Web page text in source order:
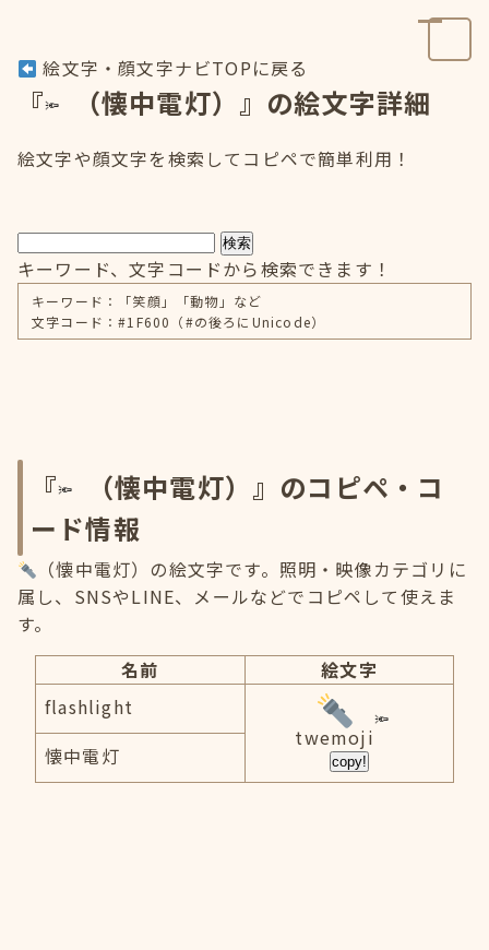
絵文字・顔文字ナビTOPに戻る
『 （懐中電灯）』の絵文字詳細
絵文字や顔文字を検索してコピペで簡単利用！
検索
キーワード、文字コードから検索できます！
キーワード：「笑顔」「動物」など
文字コード：#1F600（#の後ろにUnicode）
『
（懐中電灯）』のコピペ・コ
ード情報
（懐中電灯）の絵文字です。照明・映像カテゴリに
属し、SNSやLINE、メールなどでコピペして使えま
す。
名前
絵文字
flashlight
twemoji
copy!
懐中電灯